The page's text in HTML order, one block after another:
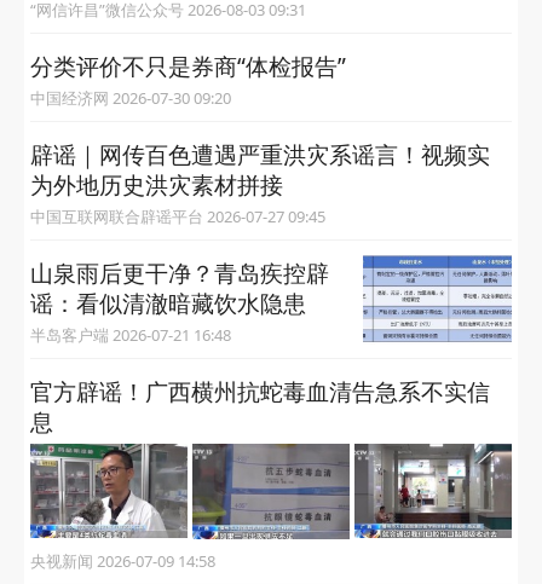
“网信许昌”微信公众号 2026-08-03 09:31
分类评价不只是券商“体检报告”
中国经济网 2026-07-30 09:20
辟谣｜网传百色遭遇严重洪灾系谣言！视频实
为外地历史洪灾素材拼接
中国互联网联合辟谣平台 2026-07-27 09:45
山泉雨后更干净？青岛疾控辟
谣：看似清澈暗藏饮水隐患
半岛客户端 2026-07-21 16:48
官方辟谣！广西横州抗蛇毒血清告急系不实信
息
央视新闻 2026-07-09 14:58